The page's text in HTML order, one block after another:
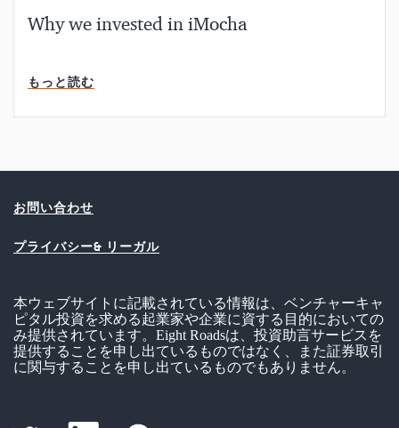
Why we invested in iMocha
もっと読む
お問い合わせ
プライバシー& リーガル
本ウェブサイトに記載されている情報は、ベンチャーキャ
ピタル投資を求める起業家や企業に資する目的においての
み提供されています。Eight Roadsは、投資助言サービスを
提供することを申し出ているものではなく、また証券取引
に関与することを申し出ているものでもありません。